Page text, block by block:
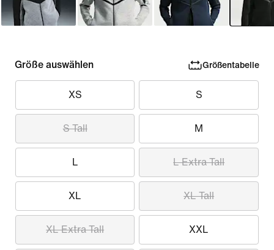
Größe auswählen Größentabelle
XS S
S Tall M
L L Extra Tall
XL XL Tall
XL Extra Tall XXL